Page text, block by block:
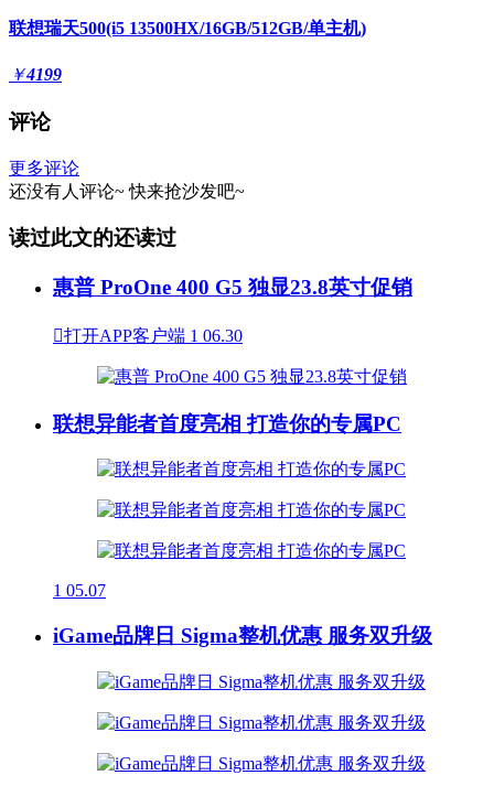
联想瑞天500(i5 13500HX/16GB/512GB/单主机)
￥4199
评论
更多评论
还没有人评论~ 快来抢沙发吧~
读过此文的还读过
惠普 ProOne 400 G5 独显23.8英寸促销
打开APP客户端 1 06.30
联想异能者首度亮相 打造你的专属PC
1 05.07
iGame品牌日 Sigma整机优惠 服务双升级